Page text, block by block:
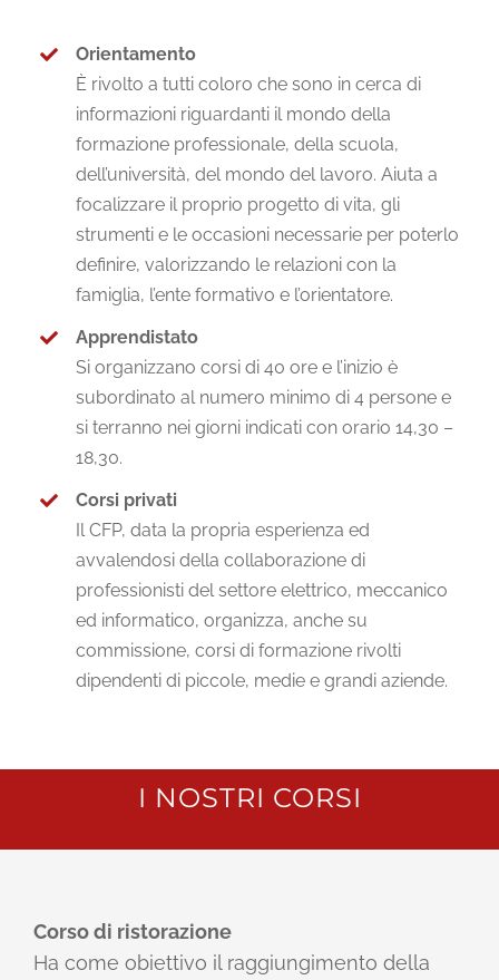
Orientamento
È rivolto a tutti coloro che sono in cerca di
informazioni riguardanti il mondo della
formazione professionale, della scuola,
dell’università, del mondo del lavoro. Aiuta a
focalizzare il proprio progetto di vita, gli
strumenti e le occasioni necessarie per poterlo
definire, valorizzando le relazioni con la
famiglia, l’ente formativo e l’orientatore.
Apprendistato
Si organizzano corsi di 40 ore e l’inizio è
subordinato al numero minimo di 4 persone e
si terranno nei giorni indicati con orario 14,30 –
18,30.
Corsi privati
Il CFP, data la propria esperienza ed
avvalendosi della collaborazione di
professionisti del settore elettrico, meccanico
ed informatico, organizza, anche su
commissione, corsi di formazione rivolti
dipendenti di piccole, medie e grandi aziende.
I NOSTRI CORSI
Corso di ristorazione
Ha come obiettivo il raggiungimento della